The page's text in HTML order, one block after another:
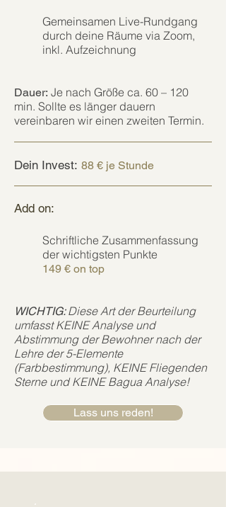
Gemeinsamen Live-Rundgang
durch deine Räume via Zoom,
inkl. Aufzeichnung
Dauer: Je nach Größe ca. 60 – 120
min. Sollte es länger dauern
vereinbaren wir einen zweiten Termin.
Dein Invest: 88 € je Stunde
Add on:
Schriftliche Zusammenfassung
der wichtigsten Punkte
149 € on top
WICHTIG:Diese Art der Beurteilung
umfasst KEINE Analyse und
Abstimmung der Bewohner nach der
Lehre der 5-Elemente
(Farbbestimmung), KEINE Fliegenden
Sterne und KEINE Bagua Analyse!
Lass uns reden!